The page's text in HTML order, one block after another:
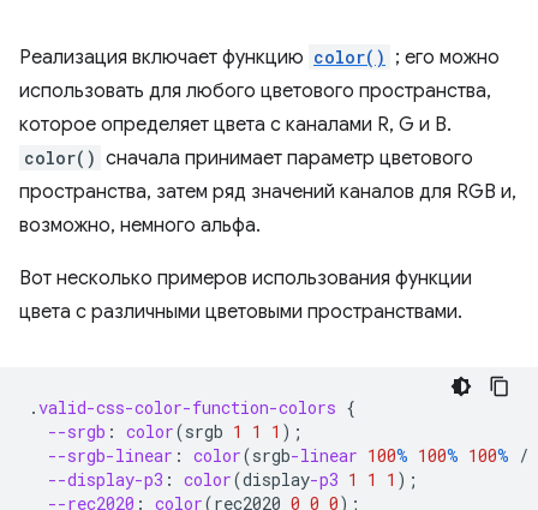
Реализация включает функцию color() ; его можно
использовать для любого цветового пространства,
которое определяет цвета с каналами R, G и B.
color() сначала принимает параметр цветового
пространства, затем ряд значений каналов для RGB и,
возможно, немного альфа.
Вот несколько примеров использования функции
цвета с различными цветовыми пространствами.
.valid-css-color-function-colors {
--srgb : color(srgb 1 1 1 );
--srgb-linear : color(srgb-linear 100% 100% 100% /
--display-p3 : color(display-p3 1 1 1 );
--rec2020 : color(rec2020 0 0 0);